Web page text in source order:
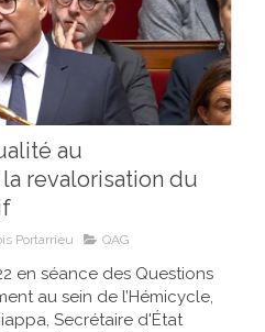
au
revalorisation du
Portarrieu QAG
en séance des Questions
au sein de l’Hémicycle,
Secrétaire d'État